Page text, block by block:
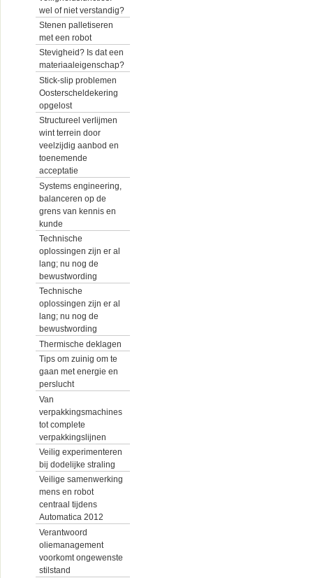
wel of niet verstandig?
Stenen palletiseren
met een robot
Stevigheid? Is dat een
materiaaleigenschap?
Stick-slip problemen
Oosterscheldekering
opgelost
Structureel verlijmen
wint terrein door
veelzijdig aanbod en
toenemende
acceptatie
Systems engineering,
balanceren op de
grens van kennis en
kunde
Technische
oplossingen zijn er al
lang; nu nog de
bewustwording
Technische
oplossingen zijn er al
lang; nu nog de
bewustwording
Thermische deklagen
Tips om zuinig om te
gaan met energie en
perslucht
Van
verpakkingsmachines
tot complete
verpakkingslijnen
Veilig experimenteren
bij dodelijke straling
Veilige samenwerking
mens en robot
centraal tijdens
Automatica 2012
Verantwoord
oliemanagement
voorkomt ongewenste
stilstand